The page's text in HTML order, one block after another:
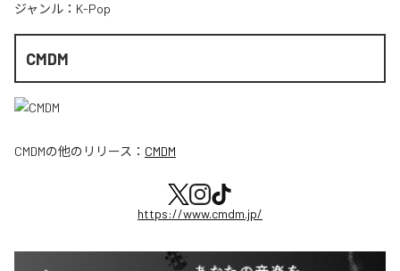
ジャンル： K-Pop
CMDM
CMDMの他のリリース： CMDM
https://www.cmdm.jp/